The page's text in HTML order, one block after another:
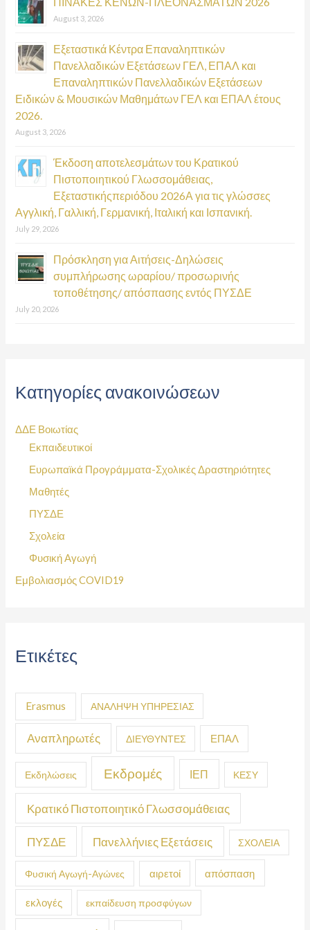
August 3, 2026
Εξεταστικά Κέντρα Επαναληπτικών
Πανελλαδικών Εξετάσεων ΓΕΛ, ΕΠΑΛ και
Επαναληπτικών Πανελλαδικών Εξετάσεων
Ειδικών & Μουσικών Μαθημάτων ΓΕΛ και ΕΠΑΛ έτους
2026.
August 3, 2026
Έκδοση αποτελεσμάτων του Κρατικού
Πιστοποιητικού Γλωσσομάθειας,
Εξεταστικήςπεριόδου 2026Α για τις γλώσσες
Αγγλική, Γαλλική, Γερμανική, Ιταλική και Ισπανική.
July 29, 2026
Πρόσκληση για Αιτήσεις-Δηλώσεις
συμπλήρωσης ωραρίου/ προσωρινής
τοποθέτησης/ απόσπασης εντός ΠΥΣΔΕ
July 20, 2026
Κατηγορίες ανακοινώσεων
ΔΔΕ Βοιωτίας
Εκπαιδευτικοί
Ευρωπαϊκά Προγράμματα-Σχολικές Δραστηριότητες
Μαθητές
ΠΥΣΔΕ
Σχολεία
Φυσική Αγωγή
Εμβολιασμός COVID19
Ετικέτες
Erasmus ΑΝΑΛΗΨΗ ΥΠΗΡΕΣΙΑΣ
Αναπληρωτές ΔΙΕΥΘΥΝΤΕΣ ΕΠΑΛ
Εκδηλώσεις Εκδρομές ΙΕΠ ΚΕΣΥ
Κρατικό Πιστοποιητικό Γλωσσομάθειας
ΠΥΣΔΕ Πανελλήνιες Εξετάσεις ΣΧΟΛΕΙΑ
Φυσική Αγωγή-Αγώνες αιρετοί απόσπαση
εκλογές εκπαίδευση προσφύγων